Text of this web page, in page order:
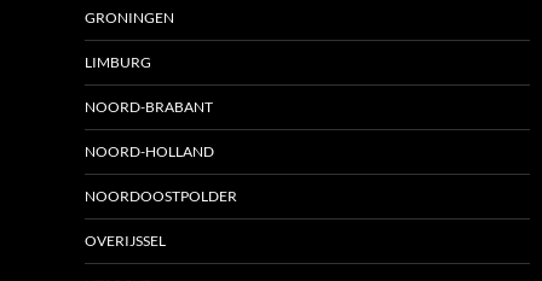
GRONINGEN
LIMBURG
NOORD-BRABANT
NOORD-HOLLAND
NOORDOOSTPOLDER
OVERIJSSEL